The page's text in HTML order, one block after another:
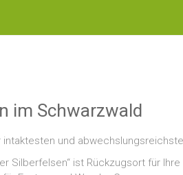
im Schwarzwald
und
ist Rückzugsort für